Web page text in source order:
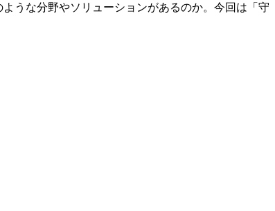
うな分野やソリューションがあるのか。今回は「守